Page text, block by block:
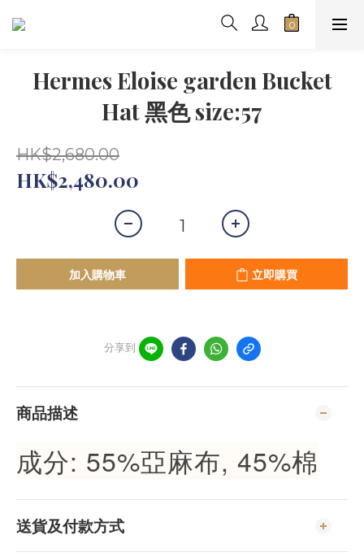
Hermes Eloise garden Bucket
Hat 黑色 size:57
HK$2,680.00
HK$2,480.00
加入購物車 立即購買
分享到
商品描述
成分: 55%亞麻布, 45%棉
送貨及付款方式